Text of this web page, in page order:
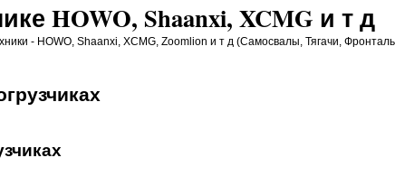
HOWO, Shaanxi, XCMG и т д
- HOWO, Shaanxi, XCMG, Zoomlion и т д (Самосвалы, Тягачи,